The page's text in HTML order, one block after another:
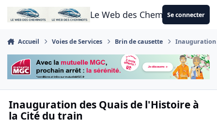
Aller au contenu
Le Web des CheminotsSe connecter
Accueil Voies de Services Brin de causette Inauguration
Inauguration des Quais de l'Histoire à
la Cité du train